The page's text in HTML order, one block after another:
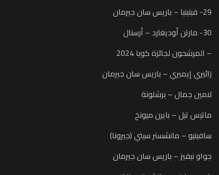
29- فيتينيا – باريس سان جيرمان
30- مارتن أوديغارد – أرسنال
– المرشحون لجائزة كوبا 2024
زائيري إيميري – باريس سان جيرمان
لامين جمال – برشلونة
ماتيس تيل – بايرن ميونخ
سافينيو – مانشستر سيتي (جيرونا)
جواو نيفيز – باريس سان جيرمان